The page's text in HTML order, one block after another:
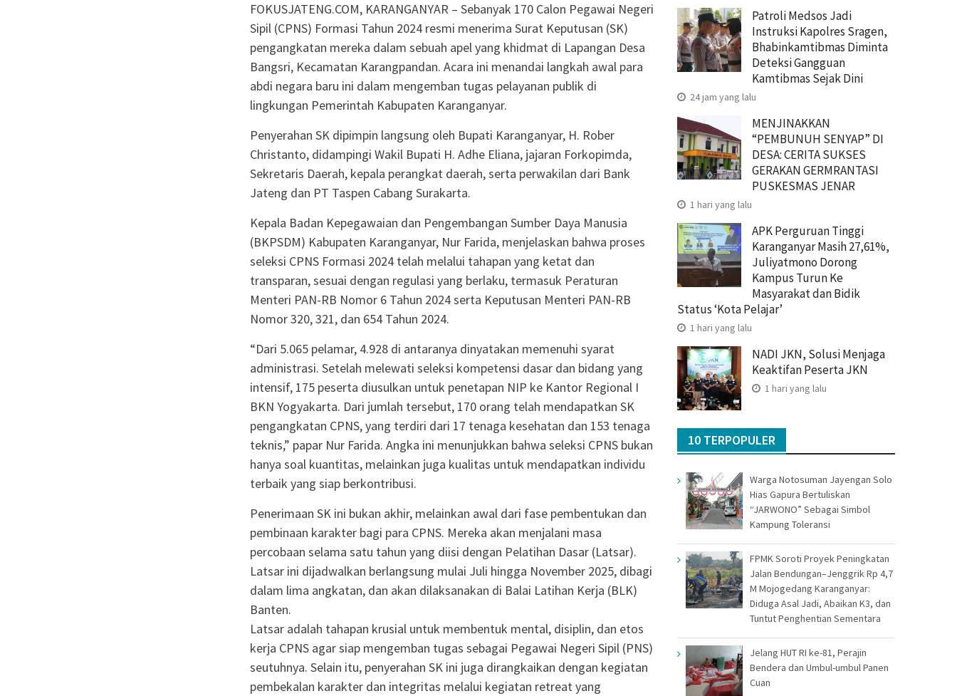
FOKUSJATENG.COM, KARANGANYAR – Sebanyak 170 Calon Pegawai Negeri
Sipil (CPNS) Formasi Tahun 2024 resmi menerima Surat Keputusan (SK)
pengangkatan mereka dalam sebuah apel yang khidmat di Lapangan Desa
Bangsri, Kecamatan Karangpandan. Acara ini menandai langkah awal para
abdi negara baru ini dalam mengemban tugas pelayanan publik di
lingkungan Pemerintah Kabupaten Karanganyar.
Penyerahan SK dipimpin langsung oleh Bupati Karanganyar, H. Rober
Christanto, didampingi Wakil Bupati H. Adhe Eliana, jajaran Forkopimda,
Sekretaris Daerah, kepala perangkat daerah, serta perwakilan dari Bank
Jateng dan PT Taspen Cabang Surakarta.
Kepala Badan Kepegawaian dan Pengembangan Sumber Daya Manusia
(BKPSDM) Kabupaten Karanganyar, Nur Farida, menjelaskan bahwa proses
seleksi CPNS Formasi 2024 telah melalui tahapan yang ketat dan
transparan, sesuai dengan regulasi yang berlaku, termasuk Peraturan
Menteri PAN-RB Nomor 6 Tahun 2024 serta Keputusan Menteri PAN-RB
Nomor 320, 321, dan 654 Tahun 2024.
“Dari 5.065 pelamar, 4.928 di antaranya dinyatakan memenuhi syarat
administrasi. Setelah melewati seleksi kompetensi dasar dan bidang yang
intensif, 175 peserta diusulkan untuk penetapan NIP ke Kantor Regional I
BKN Yogyakarta. Dari jumlah tersebut, 170 orang telah mendapatkan SK
pengangkatan CPNS, yang terdiri dari 17 tenaga kesehatan dan 153 tenaga
teknis,” papar Nur Farida. Angka ini menunjukkan bahwa seleksi CPNS bukan
hanya soal kuantitas, melainkan juga kualitas untuk mendapatkan individu
terbaik yang siap berkontribusi.
Penerimaan SK ini bukan akhir, melainkan awal dari fase pembentukan dan
pembinaan karakter bagi para CPNS. Mereka akan menjalani masa
percobaan selama satu tahun yang diisi dengan Pelatihan Dasar (Latsar).
Latsar ini dijadwalkan berlangsung mulai Juli hingga November 2025, dibagi
dalam lima angkatan, dan akan dilaksanakan di Balai Latihan Kerja (BLK)
Banten.
Latsar adalah tahapan krusial untuk membentuk mental, disiplin, dan etos
kerja CPNS agar siap mengemban tugas sebagai Pegawai Negeri Sipil (PNS)
seutuhnya. Selain itu, penyerahan SK ini juga dirangkaikan dengan kegiatan
pembekalan karakter dan integritas melalui kegiatan retreat yang
Patroli Medsos Jadi
Instruksi Kapolres Sragen,
Bhabinkamtibmas Diminta
Deteksi Gangguan
Kamtibmas Sejak Dini
24 jam yang lalu
MENJINAKKAN
“PEMBUNUH SENYAP” DI
DESA: CERITA SUKSES
GERAKAN GERMRANTASI
PUSKESMAS JENAR
1 hari yang lalu
APK Perguruan Tinggi
Karanganyar Masih 27,61%,
Juliyatmono Dorong
Kampus Turun Ke
Masyarakat dan Bidik
Status ‘Kota Pelajar’
1 hari yang lalu
NADI JKN, Solusi Menjaga
Keaktifan Peserta JKN
1 hari yang lalu
10 TERPOPULER
Warga Notosuman Jayengan Solo
Hias Gapura Bertuliskan
“JARWONO” Sebagai Simbol
Kampung Toleransi
FPMK Soroti Proyek Peningkatan
Jalan Bendungan–Jenggrik Rp 4,7
M Mojogedang Karanganyar:
Diduga Asal Jadi, Abaikan K3, dan
Tuntut Penghentian Sementara
Jelang HUT RI ke-81, Perajin
Bendera dan Umbul-umbul Panen
Cuan